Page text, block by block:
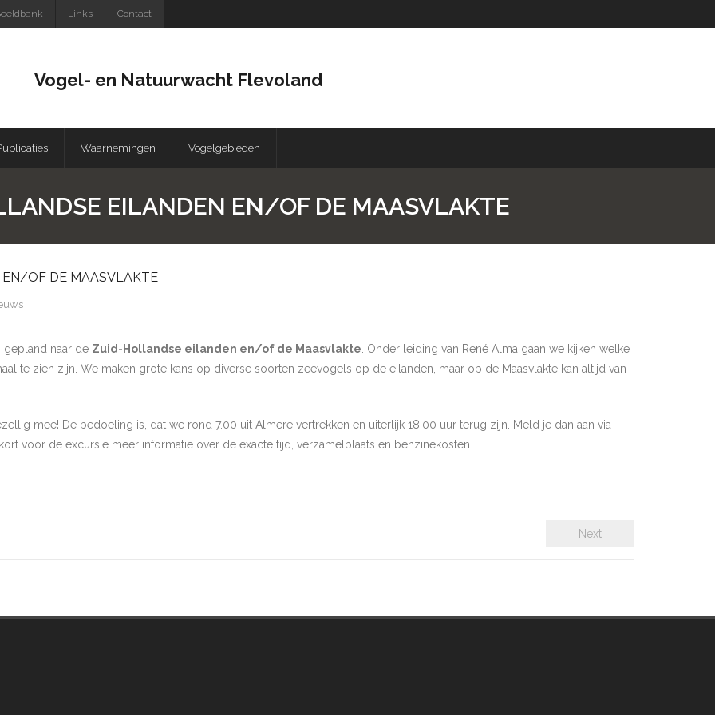
Links Contact
Vogel- en Natuurwacht Flevoland
Waarnemingen Vogelgebieden
EILANDEN EN/OF DE MAASVLAKTE
EN/OF DE MAASVLAKTE
gepland naar de Zuid-Hollandse eilanden en/of de Maasvlakte . Onder leiding van René Alma gaan we kijken welke
te zien zijn. We maken grote kans op diverse soorten zeevogels op de eilanden, maar op de Maasvlakte kan altijd van
mee! De bedoeling is, dat we rond 7.00 uit Almere vertrekken en uiterlijk 18.00 uur terug zijn. Meld je dan aan via
kort voor de excursie meer informatie over de exacte tijd, verzamelplaats en benzinekosten.
Next